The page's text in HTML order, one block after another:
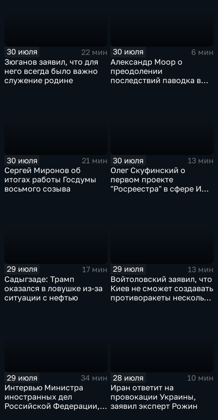
30 июля
22 мин
Зюганов заявил, что для
него всегда было важно
служение родине
30 июля
6 мин
Александр Моор о
преодолении
последствий паводка в
30 июля
21 мин
Сергей Миронов об
итогах работы Госдумы
восьмого созыва
30 июля
13 мин
Олег Скуфинский о
первом проекте
"Росреестра" в сфере ИИ
29 июля
17 мин
Садыгзаде: Трамп
оказался в ловушке из-за
ситуации с нефтью
29 июля
13 мин
Войтоловский заявил, что
Киев не сможет создавать
противоракеты несколько
29 июля
34 мин
Интервью Министра
иностранных дел
Российской Федерации,
28 июля
10 мин
Иран ответит на
провокации Украины,
заявил эксперт Рожин